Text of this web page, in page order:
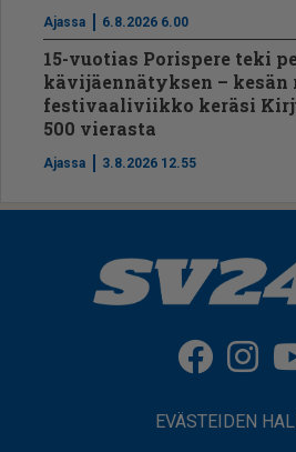
Ajassa 6.8.2026 6.00
15-vuotias Porispere teki
kävijäennätyksen – kesän
festivaaliviikko keräsi
500 vierasta
Ajassa 3.8.2026 12.55
EVÄSTEIDEN